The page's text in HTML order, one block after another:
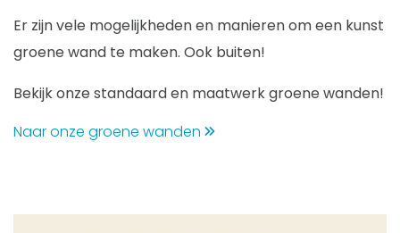
Er zijn vele mogelijkheden en manieren om een kunst
groene wand te maken. Ook buiten!
Bekijk onze standaard en maatwerk groene wanden!
Naar onze groene wanden